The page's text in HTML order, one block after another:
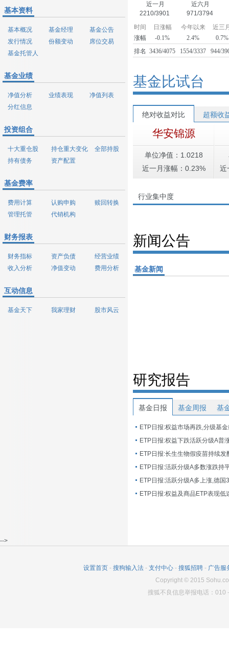
基本资料
基本概况 基金经理
基金公告
发行情况
份额变动
席位交易
基金托管人
基金业绩
净值分析 业绩表现
净值列表
分红信息
投资组合
十大重仓股 持仓重大变化
全部持股
持有债务
资产配置
基金费率
费用计算 认购申购
赎回转换
管理托管
代销机构
财务报表
财务指标 资产负债
经营业绩
收入分析
净值变动 费用分析
互动信息
基金天下 我家理财 股市风云
近一月
2210/3901
近六月
971/3794
时间
日涨幅 今年以来
近三
涨幅
-0.1% 2.4%
0.7%
排名
3436/4075 1554/3337 944/
基金比试台
绝对收益对比 超额收
华安锦源
单位净值：1.0218
近一月涨幅：0.23%
近
行业集中度
新闻公告
基金新闻
研究报告
基金日报 基金周报 基
ETP日报:权益市场再跌,分级基
ETP日报:长生生物假疫苗持续发
ETP日报:活跃分级A多数涨跌持
ETP日报:活跃分级A多上涨,德国
-->
设置首页 - 搜狗输入法 - 支付中心 - 搜狐招聘 - 广告服
Copyright© 2015
搜狐不良信息举报电话：010